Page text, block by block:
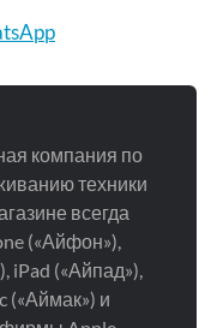
компания по
техники
всегда
(«Айфон»),
iPad («Айпад»),
(«Аймак») и